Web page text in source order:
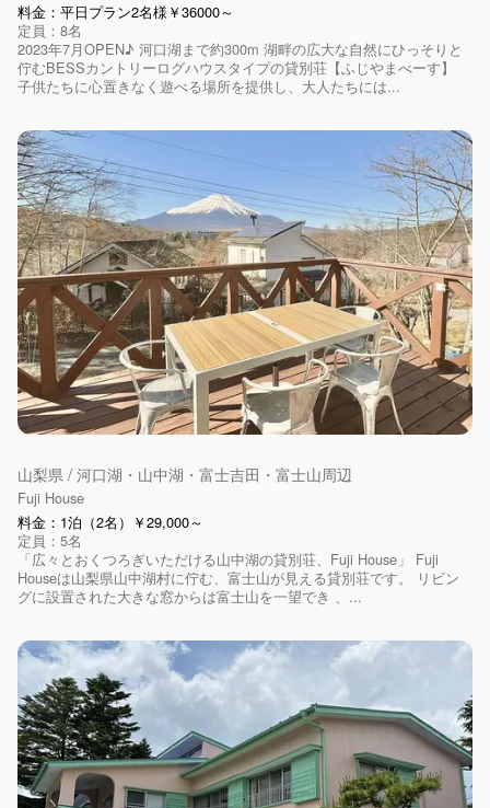
料金：平日プラン2名様￥36000～
定員：8名
2023年7月OPEN♪ 河口湖まで約300m 湖畔の広大な自然にひっそりと
佇むBESSカントリーログハウスタイプの貸別荘【ふじやまべーす】
子供たちに心置きなく遊べる場所を提供し、大人たちには...
山梨県 / 河口湖・山中湖・富士吉田・富士山周辺
Fuji House
料金：1泊（2名）￥29,000～
定員：5名
「広々とおくつろぎいただける山中湖の貸別荘、Fuji House」 Fuji
Houseは山梨県山中湖村に佇む、富士山が見える貸別荘です。 リビン
グに設置された大きな窓からは富士山を一望でき 、...